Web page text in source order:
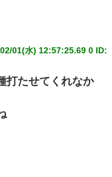
01(水) 12:57:25.69 0 ID:
打たせてくれなか